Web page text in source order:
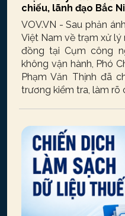
chiếu, lãnh đạo Bắc
VOV.VN - Sau phản
Việt Nam về trạm xử lý
đồng tại Cụm công
không vận hành, Phó
Phạm Văn Thịnh đã
trương kiểm tra, làm rõ